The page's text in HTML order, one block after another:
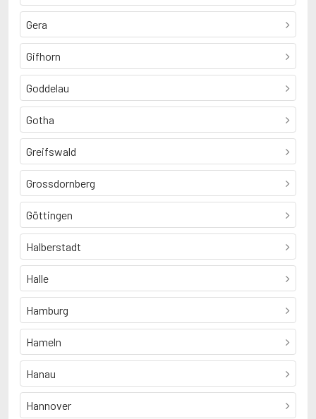
Gera
Gifhorn
Goddelau
Gotha
Greifswald
Grossdornberg
Göttingen
Halberstadt
Halle
Hamburg
Hameln
Hanau
Hannover